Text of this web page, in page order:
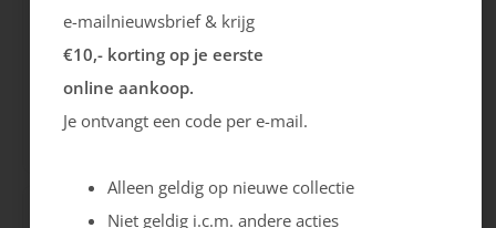
Cristallino Roma
e-mailnieuwsbrief & krijg
€10,- korting op je eerste
online aankoop.
Je ontvangt een code per e-mail.
Alleen geldig op nieuwe collectie
Niet geldig i.c.m. andere acties